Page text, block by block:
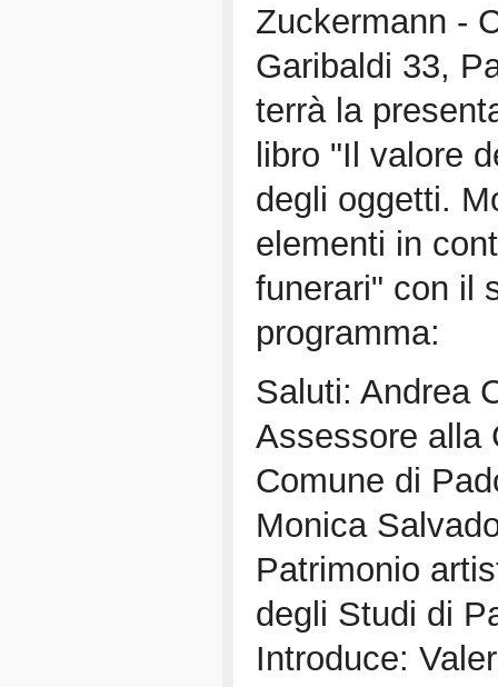
Zuckermann -
Garibaldi 33,
terrà la
libro "Il valore
degli oggetti.
elementi in
funerari" con il
programma:
Saluti: Andrea
Assessore alla
Comune di
Monica
Patrimonio
degli Studi di
Introduce: